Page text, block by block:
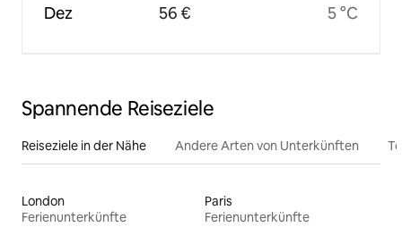
Dez 56 € 5 °C
Spannende Reiseziele
Reiseziele in der Nähe Andere Arten von Unterkünften
London
Ferienunterkünfte
Paris
Ferienunterkünfte